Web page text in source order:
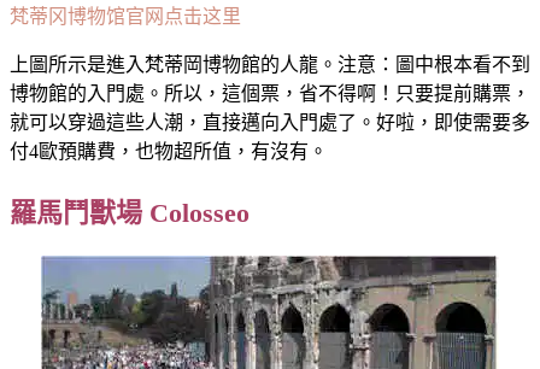
梵蒂冈博物馆官网点击这里
上圖所示是進入梵蒂岡博物館的人龍。注意：圖中根本看不到
博物館的入門處。所以，這個票，省不得啊！只要提前購票，
就可以穿過這些人潮，直接邁向入門處了。好啦，即使需要多
付4歐預購費，也物超所值，有沒有。
羅馬鬥獸場 Colosseo